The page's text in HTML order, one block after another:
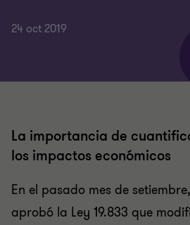
24 oct 2019
La importancia de
los impactos económicos
En el pasado mes de
aprobó la Ley 19.833 que